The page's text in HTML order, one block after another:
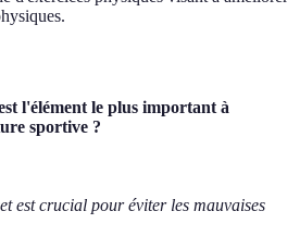
l'élément le plus important à
sportive ?
est crucial pour éviter les mauvaises